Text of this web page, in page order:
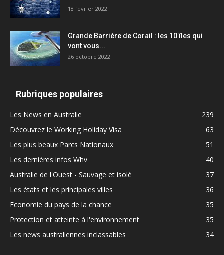
18 février 2022
Grande Barrière de Corail : les 10 îles qui
vont vous...
26 octobre 2022
Rubriques populaires
Les News en Australie
239
Découvrez le Working Holiday Visa
63
Les plus beaux Parcs Nationaux
51
Les dernières infos Whv
40
Australie de l'Ouest - Sauvage et isolé
37
Les états et les principales villes
36
Economie du pays de la chance
35
Protection et atteinte à l'environnement
35
Les news australiennes inclassables
34